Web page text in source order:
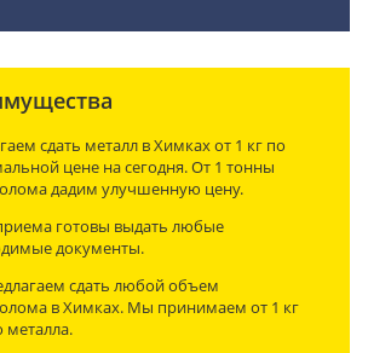
сдать металл в Химках от 1 кг по
цене на сегодня. От 1 тонны
дадим улучшенную цену.
готовы выдать любые
документы.
сдать любой объем
в Химках. Мы принимаем от 1 кг
металла.